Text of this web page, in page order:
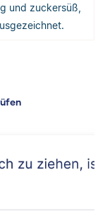
und zuckersüß,